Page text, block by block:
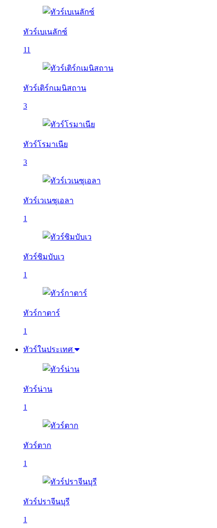
ทัวร์เบเนลักซ์
11
ทัวร์เติร์กเมนิสถาน
3
ทัวร์โรมาเนีย
3
ทัวร์เวเนซุเอลา
1
ทัวร์ซิมบับเว
1
ทัวร์กาตาร์
1
ทัวร์ในประเทศ
ทัวร์น่าน
1
ทัวร์ตาก
1
ทัวร์ปราจีนบุรี
1